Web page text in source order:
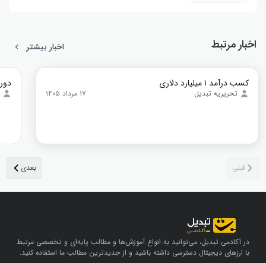
اخبار مرتبط اخبار بیشتر
کسب درآمد ۱ میلیارد دلاری
تحریریه تبدیل ۱۷ مرداد ۱۴۰۵
در آکادمی تبدیل، می‌توانید به انواع آموزش‌ها و مطالب پایه‌ای و تخصصی مرتبط
با ارزهای دیجیتال دسترسی داشته باشید و از جدیدترین مطالب ما استفاده کنید.